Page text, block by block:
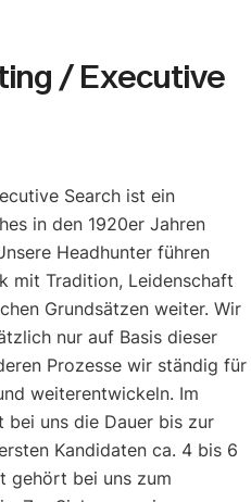
/ Executive
Search ist ein
in den 1920er Jahren
Headhunter führen
mit Tradition, Leidenschaft
Grundsätzen weiter. Wir
nur auf Basis dieser
Prozesse wir ständig für
weiterentwickeln. Im
bei uns die Dauer bis zur
Kandidaten ca. 4 bis 6
gehört bei uns zum